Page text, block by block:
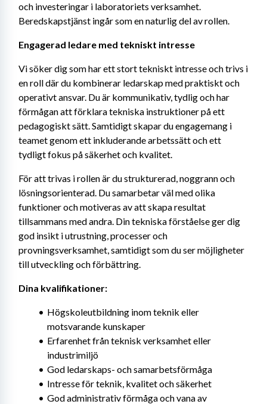
och investeringar i laboratoriets verksamhet.
Beredskapstjänst ingår som en naturlig del av rollen.
Engagerad ledare med tekniskt intresse
Vi söker dig som har ett stort tekniskt intresse och trivs i
en roll där du kombinerar ledarskap med praktiskt och
operativt ansvar. Du är kommunikativ, tydlig och har
förmågan att förklara tekniska instruktioner på ett
pedagogiskt sätt. Samtidigt skapar du engagemang i
teamet genom ett inkluderande arbetssätt och ett
tydligt fokus på säkerhet och kvalitet.
För att trivas i rollen är du strukturerad, noggrann och
lösningsorienterad. Du samarbetar väl med olika
funktioner och motiveras av att skapa resultat
tillsammans med andra. Din tekniska förståelse ger dig
god insikt i utrustning, processer och
provningsverksamhet, samtidigt som du ser möjligheter
till utveckling och förbättring.
Dina kvalifikationer:
Högskoleutbildning inom teknik eller
motsvarande kunskaper
Erfarenhet från teknisk verksamhet eller
industrimiljö
God ledarskaps- och samarbetsförmåga
Intresse för teknik, kvalitet och säkerhet
God administrativ förmåga och vana av